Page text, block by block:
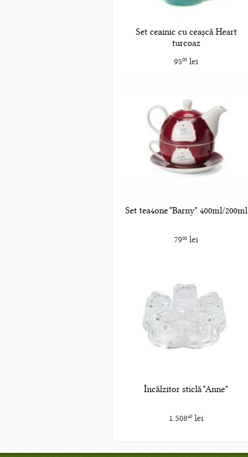
Set ceainic cu ceașcă Heart
turcoaz
9500lei
Set tea4one "Barny" 400ml/200ml
7900lei
Încălzitor sticlă "Anne"
1.50840lei